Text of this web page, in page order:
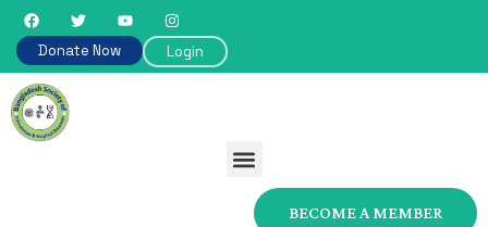
Donate Now Login
BECOME A MEMBER